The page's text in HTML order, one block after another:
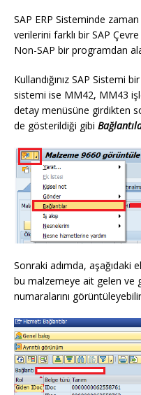
SAP ERP Sisteminde
verilerini farklı bir SAP
Non-SAP bir programdan
Kullandığınız SAP Sistemi
sistemi ise MM42, MM43
detay menüsüne girdikten
de gösterildiği gibi
Sonraki adımda, aşağıdaki
bu malzemeye ait gelen ve
numaralarını